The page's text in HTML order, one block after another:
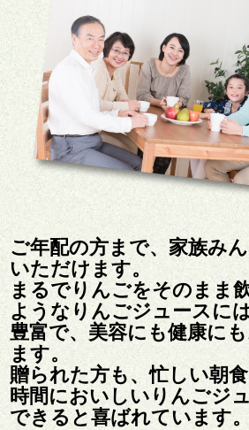
ご年配の方まで、家族み
いただけます。
まるでりんごをそのまま
ようなりんごジュースに
豊富で、美容にも健康に
ます。
贈られた方も、忙しい朝
時間においしいりんごジ
できると喜ばれています。